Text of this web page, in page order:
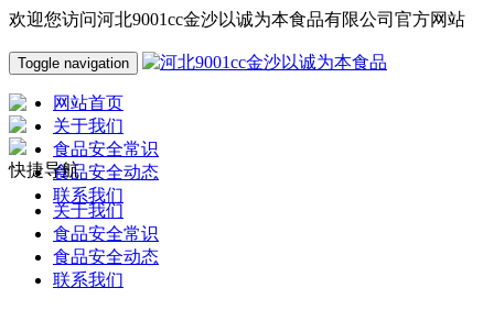
欢迎您访问河北9001cc金沙以诚为本食品有限公司官方网站
Toggle navigation
网站首页
关于我们
食品安全常识
食品安全动态
联系我们
快捷导航
关于我们
食品安全常识
食品安全动态
联系我们